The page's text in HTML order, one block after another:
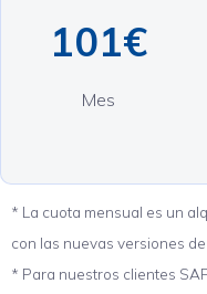
101€
Mes
* La cuota mensual es un
con las nuevas versiones de
* Para nuestros clientes